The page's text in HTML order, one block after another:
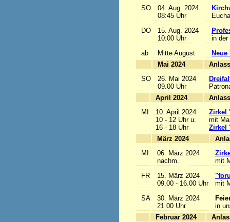
SO
04. Aug. 2024
08:45 Uhr
DO
15. Aug. 2024
10:00 Uhr
in der
ab
Mitte August
Mai 2024
SO
26. Mai 2024
09.00 Uhr
April 2024
MI
10. April 2024
10 - 12 Uhr u.
16 - 18 Uhr
Zirkel
mit
Zirkel
März 2024
MI
06. März 2024
nachm.
mit
FR
15. März 2024
09.00 - 16.00 Uhr
mit
SA
30. März 2024
21.00 Uhr
in
Februar 2024